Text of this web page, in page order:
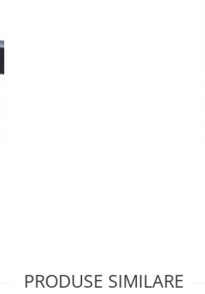
PRODUSE SIMILARE